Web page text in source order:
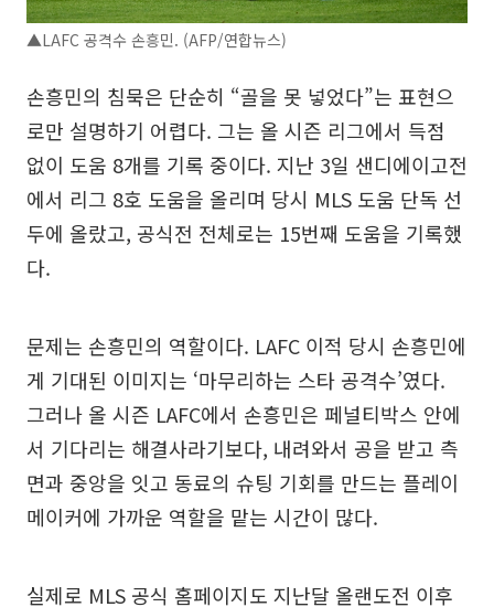
▲LAFC 공격수 손흥민. (AFP/연합뉴스)
손흥민의 침묵은 단순히 “골을 못 넣었다”는 표현으
로만 설명하기 어렵다. 그는 올 시즌 리그에서 득점
없이 도움 8개를 기록 중이다. 지난 3일 샌디에이고전
에서 리그 8호 도움을 올리며 당시 MLS 도움 단독 선
두에 올랐고, 공식전 전체로는 15번째 도움을 기록했
다.
문제는 손흥민의 역할이다. LAFC 이적 당시 손흥민에
게 기대된 이미지는 ‘마무리하는 스타 공격수’였다.
그러나 올 시즌 LAFC에서 손흥민은 페널티박스 안에
서 기다리는 해결사라기보다, 내려와서 공을 받고 측
면과 중앙을 잇고 동료의 슈팅 기회를 만드는 플레이
메이커에 가까운 역할을 맡는 시간이 많다.
실제로 MLS 공식 홈페이지도 지난달 올랜도전 이후